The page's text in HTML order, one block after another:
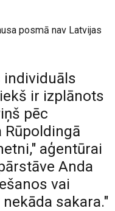
posmā nav Latvijas
individuāls
ir izplānots
pēc
Rūpoldingā
aģentūrai
Anda
vai
sakara."